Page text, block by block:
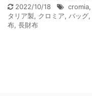
2022/10/18 cromia,
タリア製, クロミア, バッグ,
布, 長財布